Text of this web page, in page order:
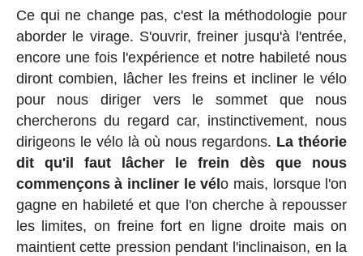
Ce qui ne change pas, c'est la méthodologie pour
aborder le virage. S'ouvrir, freiner jusqu'à l'entrée,
encore une fois l'expérience et notre habileté nous
diront combien, lâcher les freins et incliner le vélo
pour nous diriger vers le sommet que nous
chercherons du regard car, instinctivement, nous
dirigeons le vélo là où nous regardons. La théorie
dit qu'il faut lâcher le frein dès que nous
commençons à incliner le vélo mais, lorsque l'on
gagne en habileté et que l'on cherche à repousser
les limites, on freine fort en ligne droite mais on
maintient cette pression pendant l'inclinaison, en la